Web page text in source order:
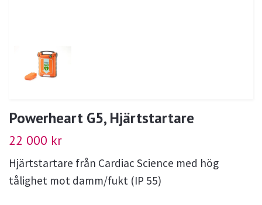
Powerheart G5, Hjärtstartare
22 000 kr
Hjärtstartare från Cardiac Science med hög
tålighet mot damm/fukt (IP 55)